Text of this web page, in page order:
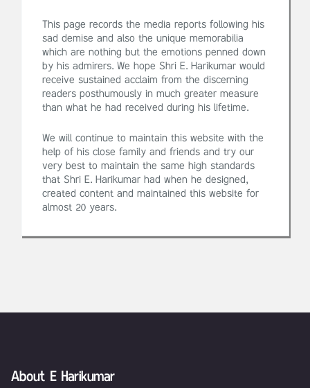
This page records the media reports following his
sad demise and also the unique memorabilia
which are nothing but the emotions penned down
by his admirers. We hope Shri E. Harikumar would
receive sustained acclaim from the discerning
readers posthumously in much greater measure
than what he had received during his lifetime.
We will continue to maintain this website with the
help of his close family and friends and try our
very best to maintain the same high standards
that Shri E. Harikumar had when he designed,
created content and maintained this website for
almost 20 years.
About E Harikumar